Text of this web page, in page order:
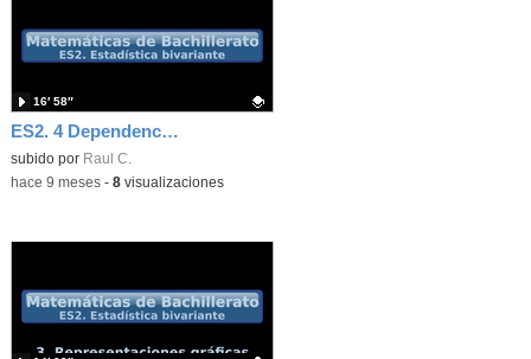
ES2. 4 Dependencia y correlación
Contenido educativo.
subido por Raul C.
16′ 58″
-hace 9 meses- 8visualizaciones